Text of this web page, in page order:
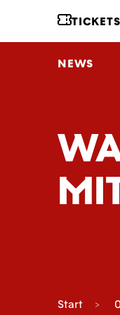
TICKETS
NEWS
Start